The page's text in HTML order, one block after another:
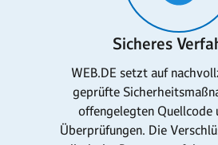
Sicheres
WEB.DE setzt auf
geprüfte
offengelegten Quellcode
Überprüfungen. Die